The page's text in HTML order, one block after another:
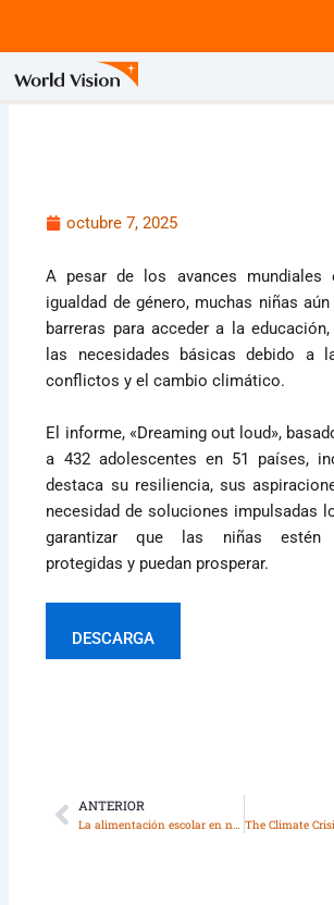
octubre 7, 2025
A pesar de los avances mundiales
igualdad de género, muchas niñas
barreras para acceder a la
las necesidades básicas debido a
conflictos y el cambio climático.
El informe, «Dreaming out loud»,
a 432 adolescentes en 51 países,
destaca su resiliencia, sus
necesidad de soluciones impulsadas
garantizar que las niñas estén
protegidas y puedan prosperar.
DESCARGA
AntANTERIOR
La alimentación escolar en nuestras palabras